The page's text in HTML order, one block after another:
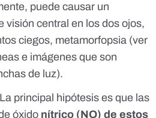
puede causar un
visión central en los dos ojos,
ciegos, metamorfopsia (ver
e imágenes que son
de luz).
principal hipótesis es que las
óxido nítrico (NO) de estos